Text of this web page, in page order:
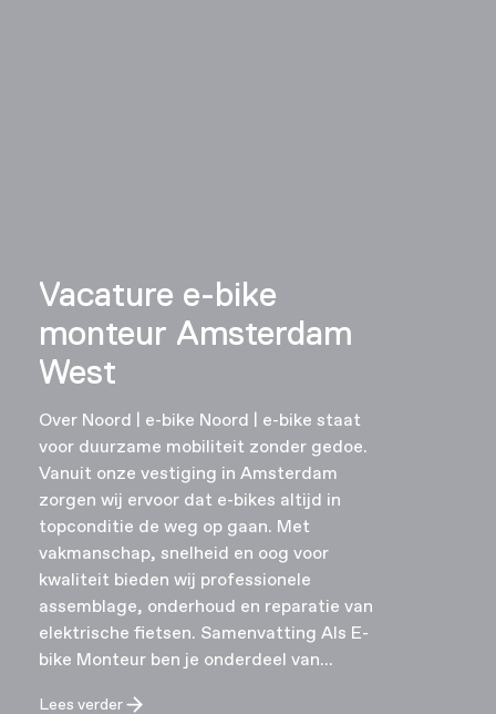
Vacature e-bike
monteur Amsterdam
West
Over Noord | e-bike Noord | e-bike staat
voor duurzame mobiliteit zonder gedoe.
Vanuit onze vestiging in Amsterdam
zorgen wij ervoor dat e-bikes altijd in
topconditie de weg op gaan. Met
vakmanschap, snelheid en oog voor
kwaliteit bieden wij professionele
assemblage, onderhoud en reparatie van
elektrische fietsen. Samenvatting Als E-
bike Monteur ben je onderdeel van…
Lees verder